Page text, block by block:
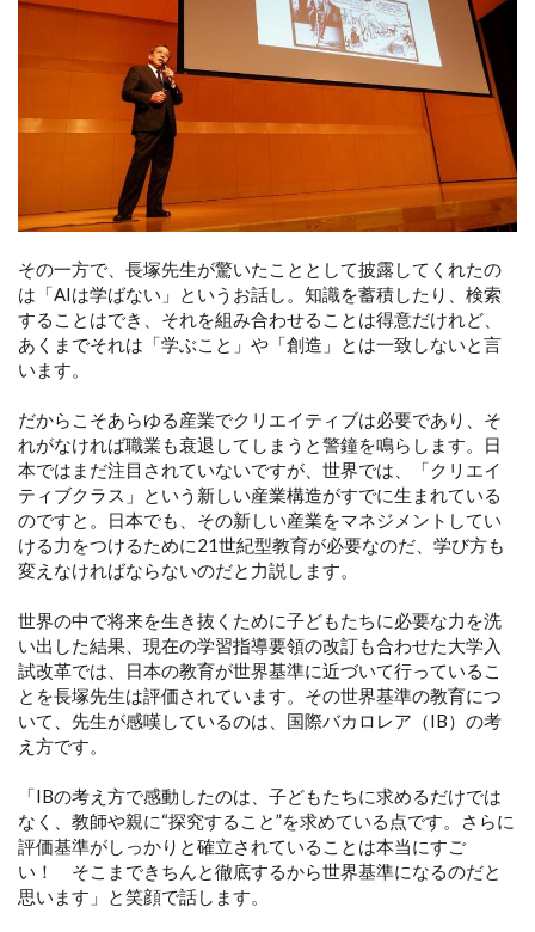
その一方で、長塚先生が驚いたこととして披露してくれたの
は「AIは学ばない」というお話し。知識を蓄積したり、検索
することはでき、それを組み合わせることは得意だけれど、
あくまでそれは「学ぶこと」や「創造」とは一致しないと言
います。
だからこそあらゆる産業でクリエイティブは必要であり、そ
れがなければ職業も衰退してしまうと警鐘を鳴らします。日
本ではまだ注目されていないですが、世界では、「クリエイ
ティブクラス」という新しい産業構造がすでに生まれている
のですと。日本でも、その新しい産業をマネジメントしてい
ける力をつけるために21世紀型教育が必要なのだ、学び方も
変えなければならないのだと力説します。
世界の中で将来を生き抜くために子どもたちに必要な力を洗
い出した結果、現在の学習指導要領の改訂も合わせた大学入
試改革では、日本の教育が世界基準に近づいて行っているこ
とを長塚先生は評価されています。その世界基準の教育につ
いて、先生が感嘆しているのは、国際バカロレア（IB）の考
え方です。
「IBの考え方で感動したのは、子どもたちに求めるだけでは
なく、教師や親に“探究すること”を求めている点です。さらに
評価基準がしっかりと確立されていることは本当にすご
い！ そこまできちんと徹底するから世界基準になるのだと
思います」と笑顔で話します。